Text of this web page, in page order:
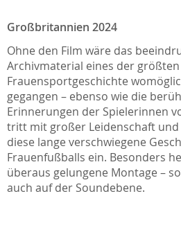
Großbritannien 2024
Ohne den Film wäre das
Archivmaterial eines der
Frauensportgeschichte
gegangen – ebenso wie die
Erinnerungen der Spielerinnen
tritt mit großer Leidenschaft
diese lange verschwiegene
Frauenfußballs ein. Besonders
überaus gelungene Montage –
auch auf der Soundebene.